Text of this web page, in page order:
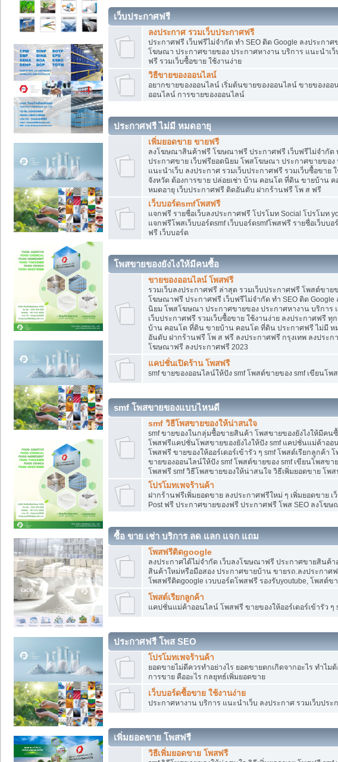
เว็บประกาศฟรี
ลงประกาศ รวมเว็บประกาศฟรี
ประกาศฟรี เว็บฟรีไม่จำกัด ทำ SEO ติด Google ลงประกา
โฆษณา ประกาศขายของ ประกาศหางาน บริการ แนะนำเว็
ฟรี รวมเว็บซื้อขาย ใช้งานง่าย
วิธีขายของออนไลน์
อยากขายของออนไลน์ เริ่มต้นขายของออนไลน์ ขายของออ
ออนไลน์ การขายของออนไลน์
ประกาศฟรี ไม่มี หมดอายุ
เพิ่มยอดขาย ขายฟรี
ลงโฆษณาสินค้าฟรี โฆษณาฟรี ประกาศฟรี เว็บฟรีไม่จำกัด ท
ประกาศขาย เว็บฟรียอดนิยม โพสโฆษณา ประกาศขายของ
แนะนำเว็บ ลงประกาศ รวมเว็บประกาศฟรี รวมเว็บซื้อขาย
จังหวัด ต้องการขาย ปล่อยเช่า บ้าน คอนโด ที่ดิน ขายบ้าน
หมดอายุ เว็บประกาศฟรี ติดอันดับ ฝากร้านฟรี โพ ส ฟรี
เว็บบอร์ดsmfโพสฟรี
แจกฟรี รายชื่อเว็บลงประกาศฟรี โปรโมท Social โปรโมท
แจกฟรีโพสเว็บบอร์ดsmf เว็บบอร์ดsmfโพสฟรี รายชื่อเว็บบ
ฟรี เว็บบอร์ด
โพสขายของยังไงให้มีคนซื้อ
ขายของออนไลน์ โพสฟรี
รวมเว็บลงประกาศฟรี ล่าสุด รวมเว็บประกาศฟรี โพสต์ขา
โฆษณาฟรี ประกาศฟรี เว็บฟรีไม่จำกัด ทำ SEO ติด Google
นิยม โพสโฆษณา ประกาศขายของ ประกาศหางาน บริการ
เว็บประกาศฟรี รวมเว็บซื้อขาย ใช้งานง่าย ลงประกาศฟรี ทุ
บ้าน คอนโด ที่ดิน ขายบ้าน คอนโด ที่ดิน ประกาศฟรี ไม่มี ห
อันดับ ฝากร้านฟรี โพ ส ฟรี ลงประกาศฟรี กรุงเทพ ลงประก
โฆษณาฟรี ลงประกาศฟรี 2023
แคปชั่นเปิดร้าน โพสฟรี
smf ขายของออนไลน์ให้ปัง smf โพสต์ขายของ smf เขียนโพ
smf โพสขายของแบบไหนดี
smf วิธีโพสขายของให้น่าสนใจ
smf ขายของในกลุ่มซื้อขายสินค้า โพสขายของยังไงให้มีคน
โพสฟรีแคปชั่นโพสขายของยังไงให้ปัง smf แคปชั่นแม่ค้าอ
โพสฟรี ขายของให้ออร์เดอร์เข้ารัว ๆ smf โพสต์เรียกลูกค้า
ขายของออนไลน์ให้ปัง smf โพสต์ขายของ smf เขียนโพสข
โพสฟรี smf วิธีโพสขายของให้น่าสนใจ วิธีเพิ่มยอดขาย โพส
โปรโมทเพจร้านค้า
ฝากร้านฟรีเพิ่มยอดขาย ลงประกาศฟรีใหม่ ๆ เพิ่มยอดขาย เ
Post ฟรี ประกาศขายของฟรี ประกาศฟรี โพส SEO ลงโฆษ
ซื้อ ขาย เช่า บริการ ลด แลก แจก แถม
โพสฟรีติดgoogle
ลงประกาศได้ไม่จำกัด เว็บลงโฆษณาฟรี ประกาศขายสินค้
สินค้าใหม่หรือมือสอง ประกาศขายบ้าน ขายรถ.ลงประกาศ
โพสฟรีติดgoogle เวบบอร์ดโพสฟรี รองรับyoutube, โพสต์ข
โพสต์เรียกลูกค้า
แคปชั่นแม่ค้าออนไลน์ โพสฟรี ขายของให้ออร์เดอร์เข้ารัว ๆ
ประกาศฟรี โพส SEO
โปรโมทเพจร้านค้า
ยอดขายไม่ดีควรทำอย่างไร ยอดขายตกเกิดจากอะไร ทำไม
การขาย คืออะไร กลยุทธ์เพิ่มยอดขาย
เว็บบอร์ดซื้อขาย ใช้งานง่าย
ประกาศหางาน บริการ แนะนำเว็บ ลงประกาศ รวมเว็บประ
เพิ่มยอดขาย โพสฟรี
วิธีเพิ่มยอดขาย โพสฟรี